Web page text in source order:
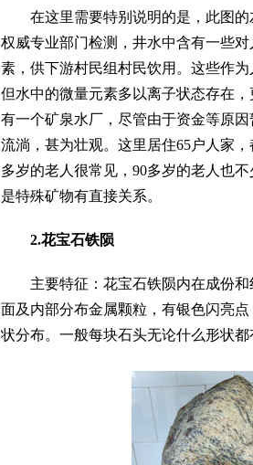
在这里需要特别说明的是，此图的
权威专业部门检测，井水中含有一些
素，供下游村民组村民饮用。这些作
但水中的微量元素多以离子状态存在
有一个矿泉水厂，尽管由于资金等原
流淌，甚为壮观。这里居住65户人家
多岁的老人很常见，90多岁的老人也
是特殊矿物有直接关系。
2.花宝石铁陨
主要特征：花宝石铁陨内在成份和
面及内部分布金属颗粒，有银色闪亮
状分布。一般每块石头无论什么形状